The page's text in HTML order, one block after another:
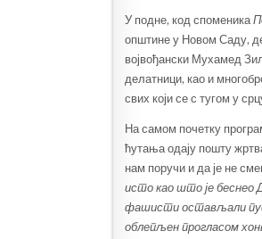
У подне, код споменика
општине у Новом Саду,
војвођански Мухамед
делатници, као и
свих који се с тугом у
На самом почетку
ћутања одају пошту
нам поручи и да је не
исто као што је беснео
фашисти остављали
облепљен прогласом